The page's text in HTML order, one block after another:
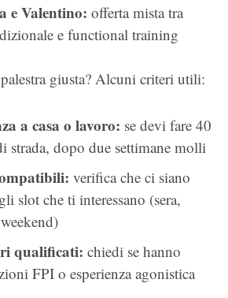
e Valentino: offerta mista tra
e functional training
giusta? Alcuni criteri utili:
a casa o lavoro: se devi fare 40
strada, dopo due settimane molli
verifica che ci siano
slot che ti interessano (sera,
qualificati: chiedi se hanno
FPI o esperienza agonistica